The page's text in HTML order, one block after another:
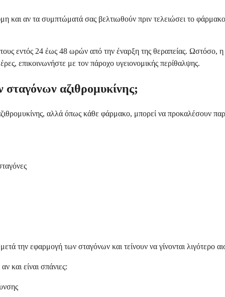
και αν τα συμπτώματά σας βελτιωθούν πριν τελειώσει το
εντός 24 έως 48 ωρών από την έναρξη της θεραπείας. Ωστόσο,
επικοινωνήστε με τον πάροχο υγειονομικής περίθαλψης.
σταγόνων αζιθρομυκίνης;
αλλά όπως κάθε φάρμακο, μπορεί να προκαλέσουν
την εφαρμογή των σταγόνων και τείνουν να γίνονται λιγότερο
και είναι σπάνιες: